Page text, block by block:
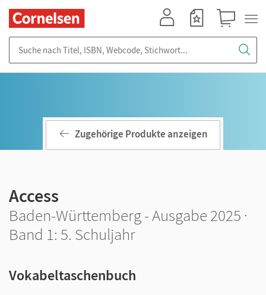
Zugehörige Produkte anzeigen
Access
Baden-Württemberg - Ausgabe 2025 ·
Band 1: 5. Schuljahr
Vokabeltaschenbuch